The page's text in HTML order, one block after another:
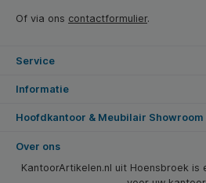
Of via ons contactformulier.
Service
Informatie
Hoofdkantoor & Meubilair Showroom
Over ons
KantoorArtikelen.nl uit Hoensbroek is